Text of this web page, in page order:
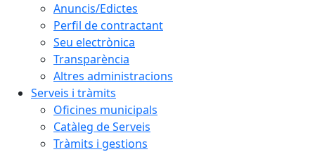
Anuncis/Edictes
Perfil de contractant
Seu electrònica
Transparència
Altres administracions
Serveis i tràmits
Oficines municipals
Catàleg de Serveis
Tràmits i gestions